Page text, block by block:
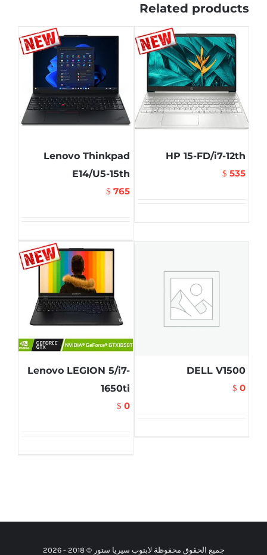
Related products
HP 15-FD/i7-12th
$ 535
Lenovo Thinkpad
E14/U5-15th
$ 765
DELL V1500
$ 0
Lenovo LEGION 5/i7-
1650ti
$ 0
جميع الحقوق محفوظة لابتوب سيريا ستور © 2018 - 2026